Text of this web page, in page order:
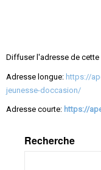
Diffuser l'adresse de cette
Adresse longue: https://
jeunesse-doccasion/
Adresse courte: https://
Recherche